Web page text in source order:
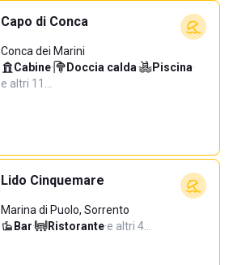
Capo di Conca
Conca dei Marini
Cabine· Doccia calda· Piscina·
e altri 11…
Lido Cinquemare
Marina di Puolo, Sorrento
Bar· Ristorante·e altri 4…